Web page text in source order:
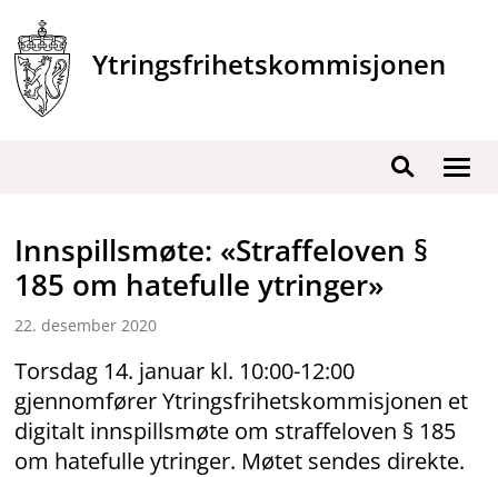
innhold
Ytringsfrihetskommisjonen
Vis
Søk
Innspillsmøte: «Straffeloven §
185 om hatefulle ytringer»
22. desember 2020
Torsdag 14. januar kl. 10:00-12:00
gjennomfører Ytringsfrihetskommisjonen et
digitalt innspillsmøte om straffeloven § 185
om hatefulle ytringer. Møtet sendes direkte.